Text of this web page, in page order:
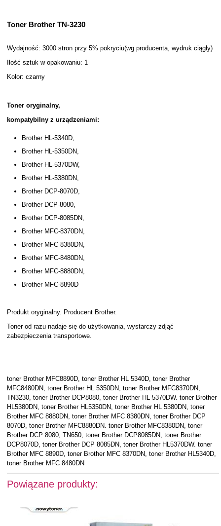
Toner Brother TN-3230
Wydajność: 3000 stron przy 5% pokryciu(wg producenta, wydruk ciągły)
Ilość sztuk w opakowaniu: 1
Kolor: czarny
Toner oryginalny,
kompatybilny z urządzeniami:
Brother HL-5340D,
Brother HL-5350DN,
Brother HL-5370DW,
Brother HL-5380DN,
Brother DCP-8070D,
Brother DCP-8080,
Brother DCP-8085DN,
Brother MFC-8370DN,
Brother MFC-8380DN,
Brother MFC-8480DN,
Brother MFC-8880DN,
Brother MFC-8890D
Produkt oryginalny. Producent Brother.
Toner od razu nadaje się do użytkowania, wystarczy zdjąć
zabezpieczenia transportowe.
toner Brother MFC8890D, toner Brother HL 5340D, toner Brother
MFC8480DN, toner Brother HL 5350DN, toner Brother MFC8370DN,
TN3230, toner Brother DCP8080, toner Brother HL 5370DW. toner Brother
HL5380DN, toner Brother HL5350DN, toner Brother HL 5380DN, toner
Brother MFC 8880DN, toner Brother MFC 8380DN, toner Brother DCP
8070D, toner Brother MFC8880DN. toner Brother MFC8380DN, toner
Brother DCP 8080, TN650, toner Brother DCP8085DN, toner Brother
DCP8070D, toner Brother DCP 8085DN, toner Brother HL5370DW. toner
Brother MFC 8890D, toner Brother MFC 8370DN, toner Brother HL5340D,
toner Brother MFC 8480DN
Powiązane produkty: